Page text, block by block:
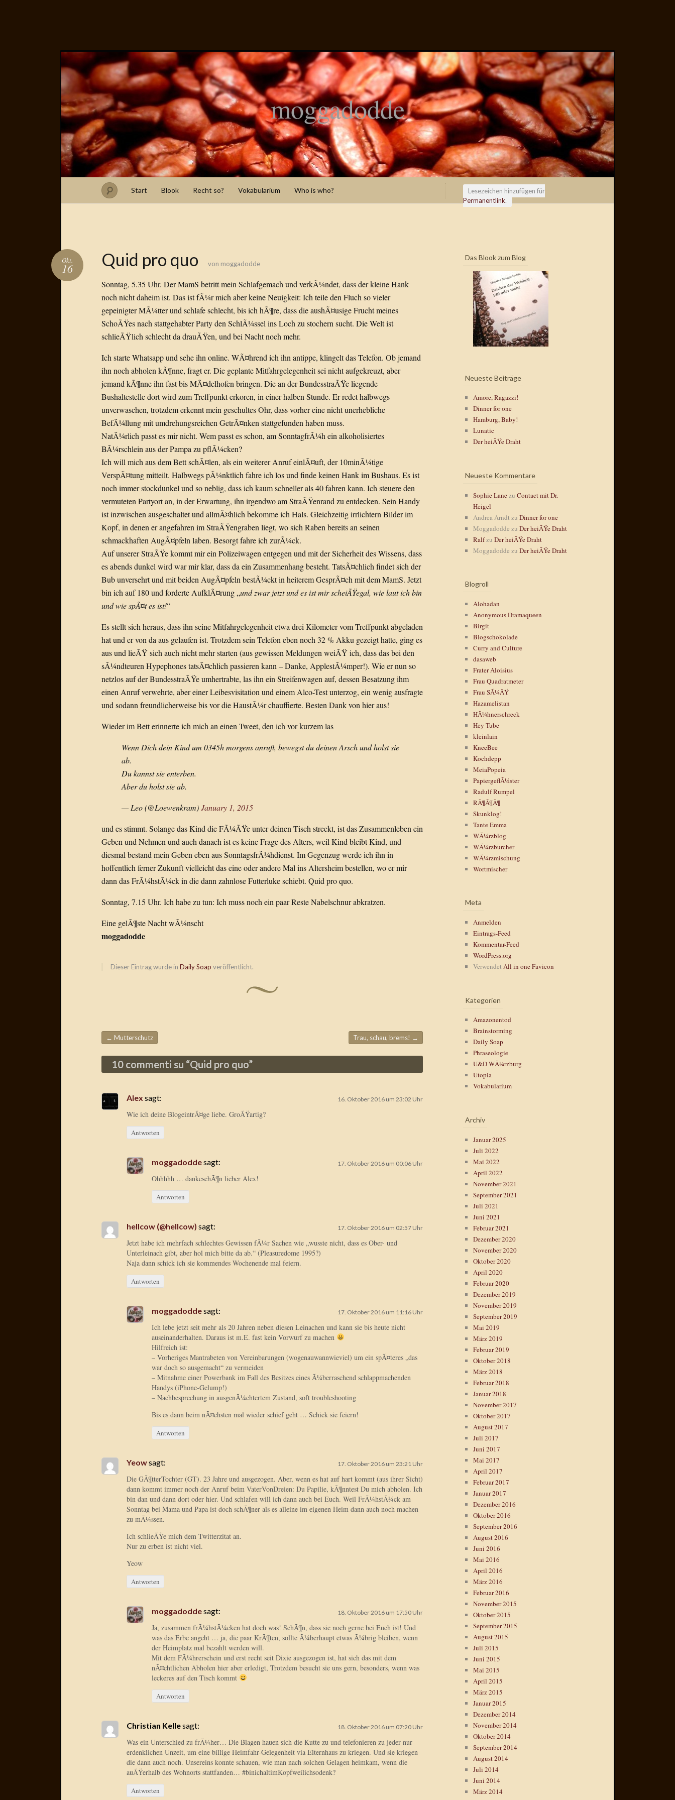
moggadodde
Start Blook Recht so? Vokabularium Who is who?
Lesezeichen hinzufügen für
Permanentlink.
Quid pro quo
Okt.
16 von moggadodde
Sonntag, 5.35 Uhr. Der MamS betritt mein Schlafgemach und verkÃ¼ndet, dass der kleine Hank
noch nicht daheim ist. Das ist fÃ¼r mich aber keine Neuigkeit: Ich teile den Fluch so vieler
gepeinigter MÃ¼tter und schlafe schlecht, bis ich hÃ¶re, dass die aushÃ¤usige Frucht meines
SchoÃŸes nach stattgehabter Party den SchlÃ¼ssel ins Loch zu stochern sucht. Die Welt ist
schlieÃŸlich schlecht da drauÃŸen, und bei Nacht noch mehr.
Ich starte Whatsapp und sehe ihn online. WÃ¤hrend ich ihn antippe, klingelt das Telefon. Ob jemand
ihn noch abholen kÃ¶nne, fragt er. Die geplante Mitfahrgelegenheit sei nicht aufgekreuzt, aber
jemand kÃ¶nne ihn fast bis MÃ¤delhofen bringen. Die an der BundesstraÃŸe liegende
Bushaltestelle dort wird zum Treffpunkt erkoren, in einer halben Stunde. Er redet halbwegs
unverwaschen, trotzdem erkennt mein geschultes Ohr, dass vorher eine nicht unerhebliche
BefÃ¼llung mit umdrehungsreichen GetrÃ¤nken stattgefunden haben muss.
NatÃ¼rlich passt es mir nicht. Wem passt es schon, am SonntagfrÃ¼h ein alkoholisiertes
BÃ¼rschlein aus der Pampa zu pflÃ¼cken?
Ich will mich aus dem Bett schÃ¤len, als ein weiterer Anruf einlÃ¤uft, der 10minÃ¼tige
VerspÃ¤tung mitteilt. Halbwegs pÃ¼nktlich fahre ich los und finde keinen Hank im Bushaus. Es ist
noch immer stockdunkel und so neblig, dass ich kaum schneller als 40 fahren kann. Ich steuere den
vermuteten Partyort an, in der Erwartung, ihn irgendwo am StraÃŸenrand zu entdecken. Sein Handy
ist inzwischen ausgeschaltet und allmÃ¤hlich bekomme ich Hals. Gleichzeitig irrlichtern Bilder im
Kopf, in denen er angefahren im StraÃŸengraben liegt, wo sich Raben bereits an seinen
schmackhaften AugÃ¤pfeln laben. Besorgt fahre ich zurÃ¼ck.
Auf unserer StraÃŸe kommt mir ein Polizeiwagen entgegen und mit der Sicherheit des Wissens, dass
es abends dunkel wird war mir klar, dass da ein Zusammenhang besteht. TatsÃ¤chlich findet sich der
Bub unversehrt und mit beiden AugÃ¤pfeln bestÃ¼ckt in heiterem GesprÃ¤ch mit dem MamS. Jetzt
bin ich auf 180 und forderte AufklÃ¤rung „und zwar jetzt und es ist mir scheiÃŸegal, wie laut ich bin
und wie spÃ¤t es ist!“
Es stellt sich heraus, dass ihn seine Mitfahrgelegenheit etwa drei Kilometer vom Treffpunkt abgeladen
hat und er von da aus gelaufen ist. Trotzdem sein Telefon eben noch 32 % Akku gezeigt hatte, ging es
aus und lieÃŸ sich auch nicht mehr starten (aus gewissen Meldungen weiÃŸ ich, dass das bei den
sÃ¼ndteuren Hypephones tatsÃ¤chlich passieren kann – Danke, ApplestÃ¼mper!). Wie er nun so
netzlos auf der BundesstraÃŸe umhertrabte, las ihn ein Streifenwagen auf, dessen Besatzung ihm
einen Anruf verwehrte, aber einer Leibesvisitation und einem Alco-Test unterzog, ein wenig ausfragte
und sodann freundlicherweise bis vor die HaustÃ¼r chauffierte. Besten Dank von hier aus!
Wieder im Bett erinnerte ich mich an einen Tweet, den ich vor kurzem las
Wenn Dich dein Kind um 0345h morgens anruft, bewegst du deinen Arsch und holst sie
ab.
Du kannst sie enterben.
Aber du holst sie ab.
— Leo (@Loewenkram)January 1, 2015
und es stimmt. Solange das Kind die FÃ¼ÃŸe unter deinen Tisch streckt, ist das Zusammenleben ein
Geben und Nehmen und auch danach ist es keine Frage des Alters, weil Kind bleibt Kind, und
diesmal bestand mein Geben eben aus SonntagsfrÃ¼hdienst. Im Gegenzug werde ich ihn in
hoffentlich ferner Zukunft vielleicht das eine oder andere Mal ins Altersheim bestellen, wo er mir
dann das FrÃ¼hstÃ¼ck in die dann zahnlose Futterluke schiebt. Quid pro quo.
Sonntag, 7.15 Uhr. Ich habe zu tun: Ich muss noch ein paar Reste Nabelschnur abkratzen.
Eine gelÃ¶ste Nacht wÃ¼nscht
moggadodde
Dieser Eintrag wurde in Daily Soap veröffentlicht.
Beitragsnavigation
← Mutterschutz Trau, schau, brems! →
10 commenti su “Quid pro quo”
Alex sagt: 16. Oktober 2016 um 23:02 Uhr
Wie ich deine BlogeintrÃ¤ge liebe. GroÃŸartig?
Antworten
moggadoddesagt: 17. Oktober 2016 um 00:06 Uhr
Ohhhhh … dankeschÃ¶n lieber Alex!
Antworten
hellcow (@hellcow) sagt: 17. Oktober 2016 um 02:57 Uhr
Jetzt habe ich mehrfach schlechtes Gewissen fÃ¼r Sachen wie „wusste nicht, dass es Ober- und
Unterleinach gibt, aber hol mich bitte da ab.“ (Pleasuredome 1995?)
Naja dann schick ich sie kommendes Wochenende mal feiern.
Antworten
moggadoddesagt: 17. Oktober 2016 um 11:16 Uhr
Ich lebe jetzt seit mehr als 20 Jahren neben diesen Leinachen und kann sie bis heute nicht
auseinanderhalten. Daraus ist m.E. fast kein Vorwurf zu machen
Hilfreich ist:
– Vorheriges Mantrabeten von Vereinbarungen (wogenauwannwieviel) um ein spÃ¤teres „das
war doch so ausgemacht“ zu vermeiden
– Mitnahme einer Powerbank im Fall des Besitzes eines Ã¼berraschend schlappmachenden
Handys (iPhone-Gelump!)
– Nachbesprechung in ausgenÃ¼chtertem Zustand, soft troubleshooting
Bis es dann beim nÃ¤chsten mal wieder schief geht … Schick sie feiern!
Antworten
Yeowsagt: 17. Oktober 2016 um 23:21 Uhr
Die GÃ¶tterTochter (GT). 23 Jahre und ausgezogen. Aber, wenn es hat auf hart kommt (aus ihrer Sicht)
dann kommt immer noch der Anruf beim VaterVonDreien: Du Papilie, kÃ¶nntest Du mich abholen. Ich
bin dan und dann dort oder hier. Und schlafen will ich dann auch bei Euch. Weil FrÃ¼hstÃ¼ck am
Sonntag bei Mama und Papa ist doch schÃ¶ner als es alleine im eigenen Heim dann auch noch machen
zu mÃ¼ssen.
Ich schlieÃŸe mich dem Twitterzitat an.
Nur zu erben ist nicht viel.
Yeow
Antworten
moggadoddesagt: 18. Oktober 2016 um 17:50 Uhr
Ja, zusammen frÃ¼hstÃ¼cken hat doch was! SchÃ¶n, dass sie noch gerne bei Euch ist! Und
was das Erbe angeht … ja, die paar KrÃ¶ten, sollte Ã¼berhaupt etwas Ã¼brig bleiben, wenn
der Heimplatz mal bezahlt werden will.
Mit dem FÃ¼hrerschein und erst recht seit Dixie ausgezogen ist, hat sich das mit dem
nÃ¤chtlichen Abholen hier aber erledigt, Trotzdem besucht sie uns gern, besonders, wenn was
leckeres auf den Tisch kommt
Antworten
Christian Kellesagt: 18. Oktober 2016 um 07:20 Uhr
Was ein Unterschied zu frÃ¼her… Die Blagen hauen sich die Kutte zu und telefonieren zu jeder nur
erdenklichen Unzeit, um eine billige Heimfahr-Gelegenheit via Elternhaus zu kriegen. Und sie kriegen
die dann auch noch. Unsereins konnte schauen, wie man nach solchen Gelagen heimkam, wenn die
auÃŸerhalb des Wohnorts stattfanden… #binichaltimKopfweilichsodenk?
Antworten
Das Blook zum Blog
Neueste Beiträge
Amore, Ragazzi!
Dinner for one
Hamburg, Baby!
Lunatic
Der heiÃŸe Draht
Neueste Kommentare
Sophie Lanezu Contact mit Dr.
Heigel
Andrea Arndt zu Dinner for one
Moggadodde zu Der heiÃŸe Draht
Ralfzu Der heiÃŸe Draht
Moggadodde zu Der heiÃŸe Draht
Blogroll
Alohadan
Anonymous Dramaqueen
Birgit
Blogschokolade
Curry and Culture
dasaweb
Frater Aloisius
Frau Quadratmeter
Frau SÃ¼ÃŸ
Hazamelistan
HÃ¼hnerschreck
Hey Tube
kleinlain
KneeBee
Kochdepp
MeiaPopeia
PapiergeflÃ¼ster
Radulf Rumpel
RÃ¶Ã¶Ã¶
Skunklog!
Tante Emma
WÃ¼rzblog
WÃ¼rzburcher
WÃ¼rzmischung
Wortmischer
Meta
Anmelden
Eintrags-Feed
Kommentar-Feed
WordPress.org
Verwendet All in one Favicon
Kategorien
Amazonentod
Brainstorming
Daily Soap
Phraseologie
U&D WÃ¼rzburg
Utopia
Vokabularium
Archiv
Januar 2025
Juli 2022
Mai 2022
April 2022
November 2021
September 2021
Juli 2021
Juni 2021
Februar 2021
Dezember 2020
November 2020
Oktober 2020
April 2020
Februar 2020
Dezember 2019
November 2019
September 2019
Mai 2019
März 2019
Februar 2019
Oktober 2018
März 2018
Februar 2018
Januar 2018
November 2017
Oktober 2017
August 2017
Juli 2017
Juni 2017
Mai 2017
April 2017
Februar 2017
Januar 2017
Dezember 2016
Oktober 2016
September 2016
August 2016
Juni 2016
Mai 2016
April 2016
März 2016
Februar 2016
November 2015
Oktober 2015
September 2015
August 2015
Juli 2015
Juni 2015
Mai 2015
April 2015
März 2015
Januar 2015
Dezember 2014
November 2014
Oktober 2014
September 2014
August 2014
Juli 2014
Juni 2014
März 2014